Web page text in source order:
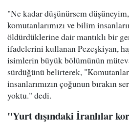
"Ne kadar düşünürsem
komutanlarımızı ve bilim
öldürdüklerine dair mantıklı bir
ifadelerini kullanan Pezeşkiyan,
isimlerin büyük bölümünün
sürdüğünü belirterek,
insanlarımızın çoğunun bırakın
yoktu." dedi.
"Yurt dışındaki İranlılar